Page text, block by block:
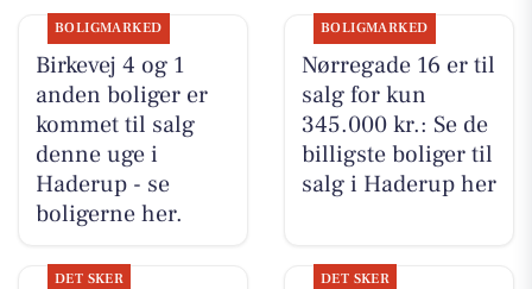
BOLIGMARKED
Birkevej 4 og 1
anden boliger er
kommet til salg
denne uge i
Haderup - se
boligerne her.
BOLIGMARKED
Nørregade 16 er til
salg for kun
345.000 kr.: Se de
billigste boliger til
salg i Haderup her
DET SKER DET SKER